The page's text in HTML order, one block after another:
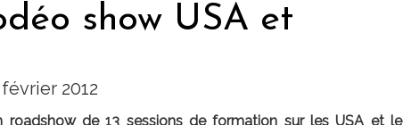
show USA et
2012
roadshow de 13 sessions de formation sur les USA et le